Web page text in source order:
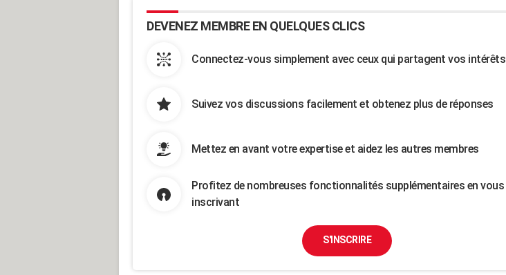
DEVENEZ MEMBRE EN QUELQUES CLICS
Connectez-vous simplement avec ceux qui partagent vos intérêts
Suivez vos discussions facilement et obtenez plus de réponses
Mettez en avant votre expertise et aidez les autres membres
Profitez de nombreuses fonctionnalités supplémentaires en vous
inscrivant
S'INSCRIRE